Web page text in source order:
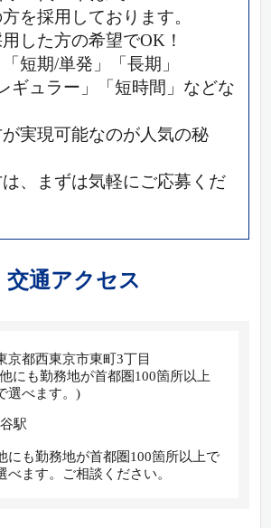
を採用しております。
した方の希望でOK！
短期/単発」「長期」
ギュラー」「短時間」などな
実現可能なのが人気の秘
、まずは気軽にご応募くだ
交通アクセス
京都西東京市東町3丁目
にも勤務地が首都圏100箇所以上
選べます。)
駅
にも勤務地が首都圏100箇所以上で
べます。ご相談ください。